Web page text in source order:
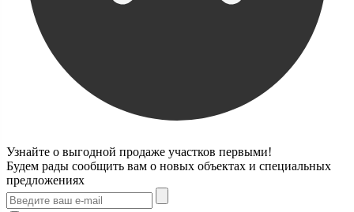
Узнайте о выгодной продаже участков первыми!
Будем рады сообщить вам о новых объектах и специальных
предложениях